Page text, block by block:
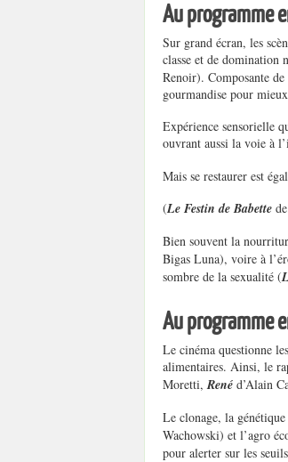
Au programme
Sur grand écran, les
classe et de domination
Renoir). Composante
gourmandise pour
Expérience sensorielle
ouvrant aussi la voie à
Mais se restaurer est
(Le Festin de Babette
Bien souvent la
Bigas Luna), voire à
sombre de la sexualité (
Au programme
Le cinéma questionne
alimentaires. Ainsi, le
Moretti, René d’Alain
Le clonage, la
Wachowski) et l’agro
pour alerter sur les